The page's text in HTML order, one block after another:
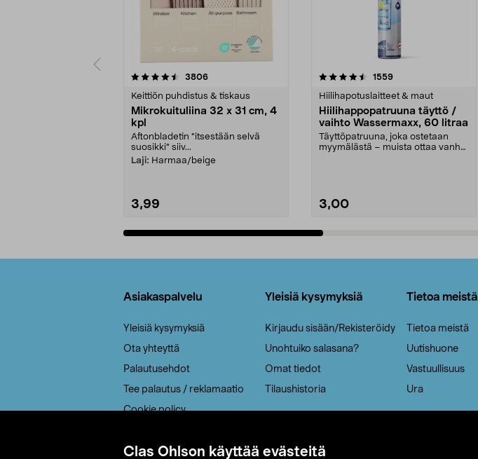
Clas Ohlson käyttää evästeitä
3806arvostelut
Keittiön puhdistus & tiskaus
Mikrokuituliina 32 x 31 cm, 4
kpl
Aftonbladetin "itsestään selvä
suosikki" siiv...
Laji: Harmaa/beige
3,99
4.5viidestä
1559arvostelut
Hiilihapotuslaitteet & maut
Hiilihappopatruuna täyttö /
vaihto Wassermaxx, 60 litraa
Täyttöpatruuna, joka ostetaan
myymälästä – muista ottaa vanha
3,00
4.5viidestä
Asiakaspalvelu
Yleisiä kysymyksiä
Ota yhteyttä
Palautusehdot
Tee palautus / reklamaatio
Cookie policy
Saavutettavuus
Yleisiä kysymyksiä
Kirjaudu sisään/Rekisteröidy
Unohtuiko salasana?
Omat tiedot
Tilaushistoria
Tietoa meistä
Tietoa meistä
Uutishuone
Vastuullisuus
Ura